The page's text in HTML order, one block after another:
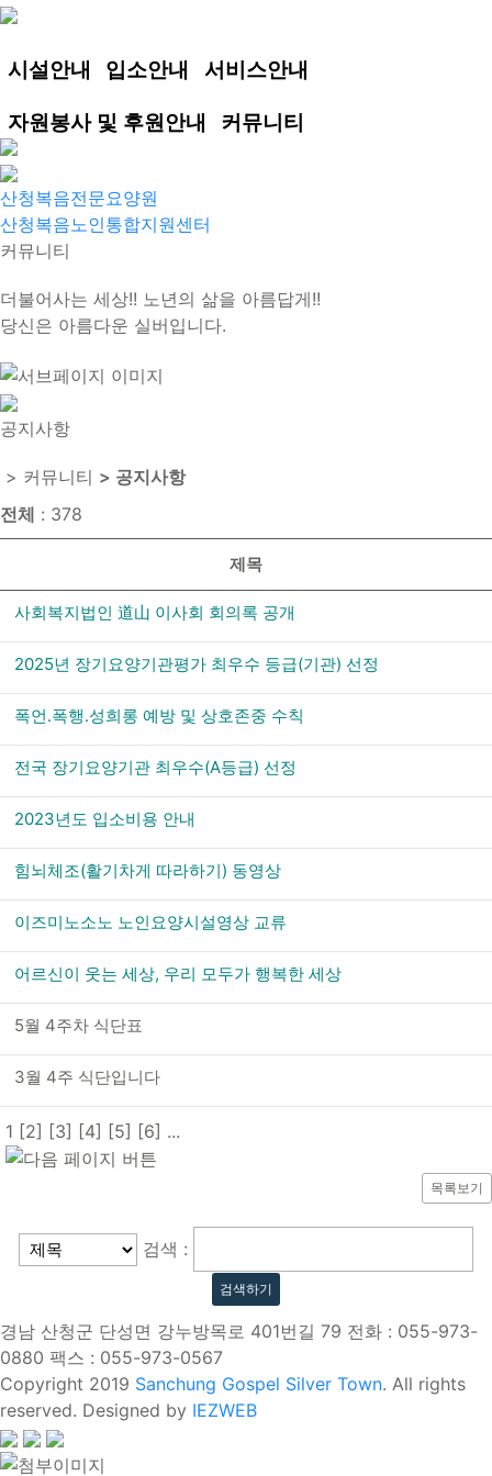
시설안내 입소안내 서비스안내
자원봉사 및 후원안내 커뮤니티
산청복음전문요양원
산청복음노인통합지원센터
커뮤니티
더불어사는 세상!! 노년의 삶을 아름답게!!
당신은 아름다운 실버입니다.
공지사항
> 커뮤니티 > 공지사항
전체 : 378
제목
사회복지법인 道山 이사회 회의록 공개
2025년 장기요양기관평가 최우수 등급(기관) 선정
폭언․폭행․성희롱 예방 및 상호존중 수칙
전국 장기요양기관 최우수(A등급) 선정
2023년도 입소비용 안내
힘뇌체조(활기차게 따라하기) 동영상
이즈미노소노 노인요양시설영상 교류
어르신이 웃는 세상, 우리 모두가 행복한 세상
5월 4주차 식단표
3월 4주 식단입니다
1 [2] [3] [4] [5] [6] ...
목록보기
검색 :
경남 산청군 단성면 강누방목로 401번길 79 전화 : 055-973-
0880 팩스 : 055-973-0567
Copyright 2019 Sanchung Gospel Silver Town. All rights
reserved. Designed by IEZWEB